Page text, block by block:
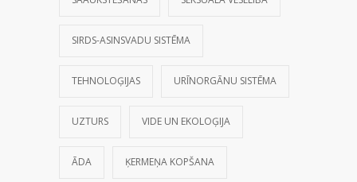
SIRDS-ASINSVADU SISTĒMA
TEHNOLOĢIJAS URĪNORGĀNU SISTĒMA
UZTURS VIDE UN EKOLOĢIJA
ĀDA ĶERMEŅA KOPŠANA